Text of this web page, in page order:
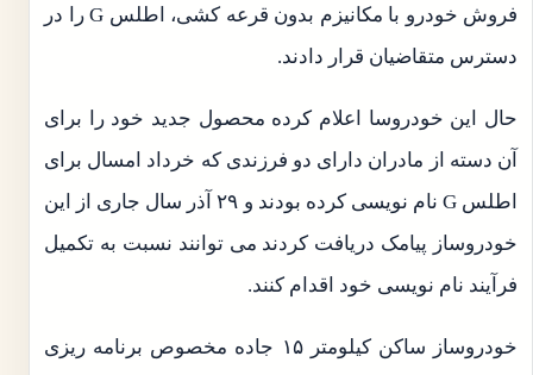
فروش خودرو با مکانیزم بدون قرعه کشی، اطلس G را در
دسترس متقاضیان قرار دادند.
حال این خودروسا اعلام کرده محصول جدید خود را برای
آن دسته از مادران دارای دو فرزندی که خرداد امسال برای
اطلس G نام نویسی کرده بودند و ۲۹ آذر سال جاری از این
خودروساز پیامک دریافت کردند می توانند نسبت به تکمیل
فرآیند نام نویسی خود اقدام کنند.
خودروساز ساکن کیلومتر ۱۵ جاده مخصوص برنامه ریزی